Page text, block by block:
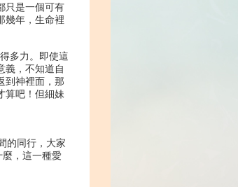
只是一個可有
幾年，生命裡
多力。即使這
義，不知道自
到神裡面，那
算吧！但細妹
的同行，大家
，這一種愛